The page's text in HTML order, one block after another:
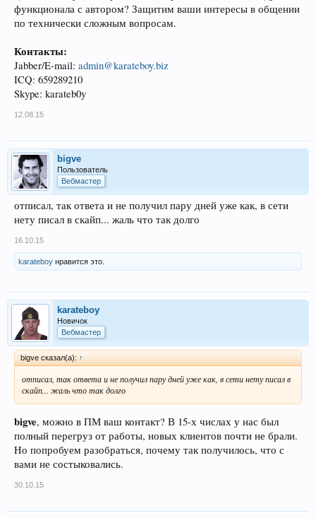
функционала с автором? Защитим ваши интересы в общении
по технически сложным вопросам.
Контакты:
Jabber/E-mail: admin@karateboy.biz
ICQ: 659289210
Skype: karateb0y
12.08.15
bigve
Пользователь
Вебмастер
отписал, так ответа и не получил пару дней уже как, в сети
нету писал в скайп... жаль что так долго
16.10.15
karateboy нравится это.
karateboy
Новичок
Вебмастер
bigve сказал(а): ↑
отписал, так ответа и не получил пару дней уже как, в сети нету писал в
скайп... жаль что так долго
bigve, можно в ПМ ваш контакт? В 15-х числах у нас был
полный перегруз от работы, новых клиентов почти не брали.
Hо попробуем разобраться, почему так получилось, что с
вами не состыковались.
30.10.15